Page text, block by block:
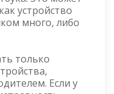
устройство
много, либо
только
Если у